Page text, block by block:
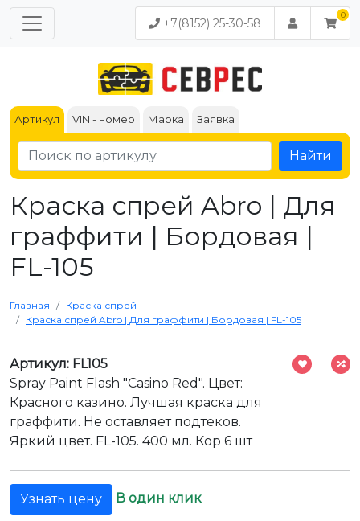
+7(8152) 25-30-58
Артикул VIN - номер Марка Заявка
Найти
Краска спрей Abro | Для
граффити | Бордовая |
FL-105
Главная
Краска спрей
Краска спрей Abro | Для граффити | Бордовая | FL-105
Артикул: FL105
Spray Paint Flash "Casino Red". Цвет:
Красного казино. Лучшая краска для
граффити. Не оставляет подтеков.
Яркий цвет. FL-105. 400 мл. Кор 6 шт
Узнать цену В один клик